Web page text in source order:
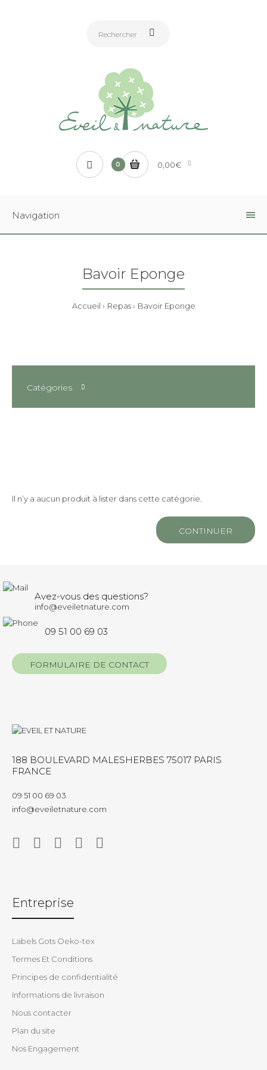
0 0,00€
Navigation
Bavoir Eponge
Accueil Repas Bavoir Eponge
Catégories
Il n’y a aucun produit à lister dans cette catégorie.
CONTINUER
Avez-vous des questions?
info@eveiletnature.com
09 51 00 69 03
FORMULAIRE DE CONTACT
188 BOULEVARD MALESHERBES 75017 PARIS
FRANCE
09 51 00 69 03
info@eveiletnature.com
Entreprise
Labels Gots Oeko-tex
Termes Et Conditions
Principes de confidentialité
Informations de livraison
Nous contacter
Plan du site
Nos Engagement